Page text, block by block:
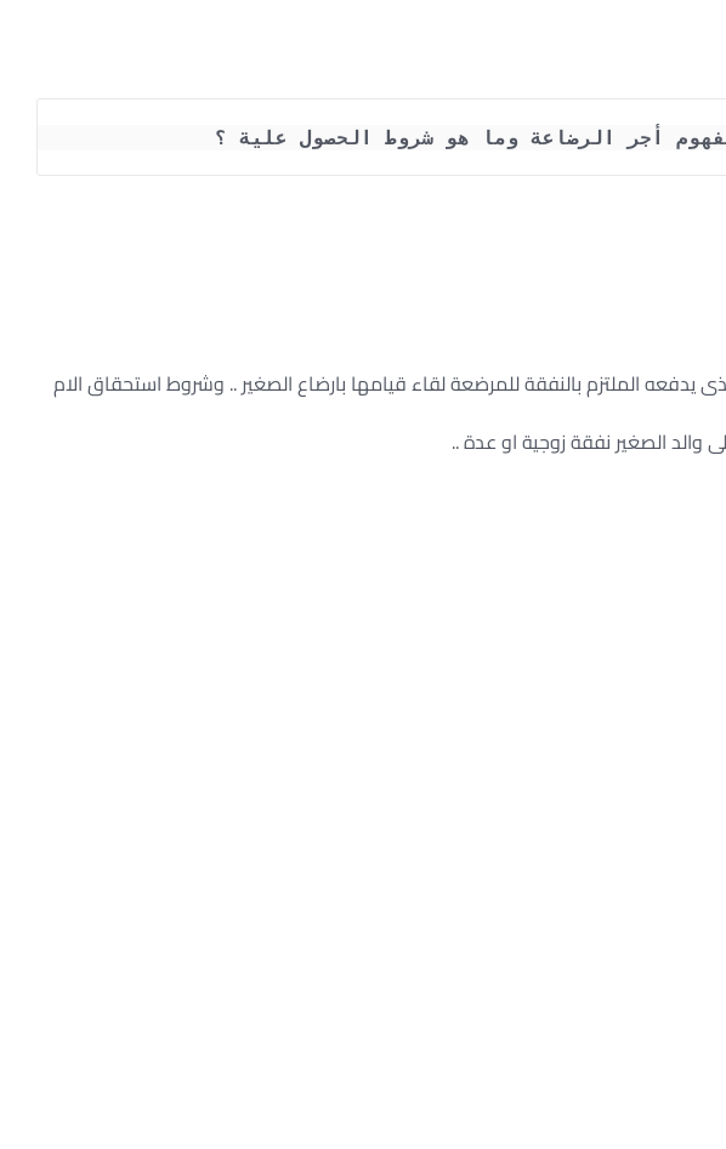
أجر الرضاعة وما هو شروط الحصول علية ؟
يدفعه الملتزم بالنفقة للمرضعة لقاء قيامها بارضاع الصغير .. وشروط استحقاق الام
الصغير نفقة زوجية او عدة ..